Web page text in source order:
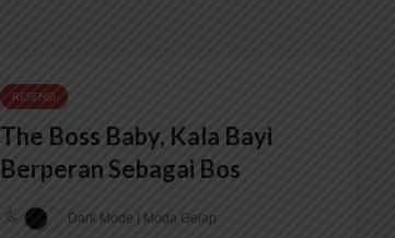
RESENSI
The Boss Baby, Kala Bayi
Berperan Sebagai Bos
Dark Mode | Moda Gelap